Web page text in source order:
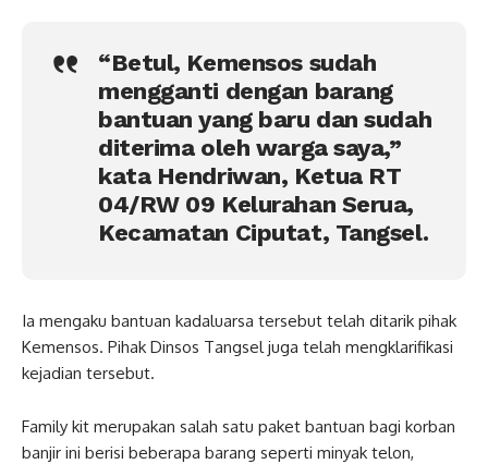
“Betul, Kemensos sudah
mengganti dengan barang
bantuan yang baru dan sudah
diterima oleh warga saya,”
kata Hendriwan, Ketua RT
04/RW 09 Kelurahan Serua,
Kecamatan Ciputat, Tangsel.
Ia mengaku bantuan kadaluarsa tersebut telah ditarik pihak
Kemensos. Pihak Dinsos Tangsel juga telah mengklarifikasi
kejadian tersebut.
Family kit merupakan salah satu paket bantuan bagi korban
banjir ini berisi beberapa barang seperti minyak telon,